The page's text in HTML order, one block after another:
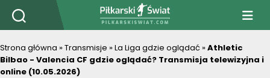
PiłkarskiSwiat.com
Strona główna »Transmisje »La Liga gdzie oglądać »Athletic
Bilbao - Valencia CF gdzie oglądać? Transmisja telewizyjna i
online (10.05.2026)